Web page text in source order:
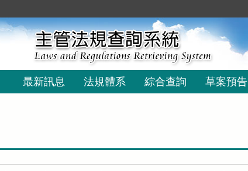
最新訊息 法規體系 綜合查詢 草案預告